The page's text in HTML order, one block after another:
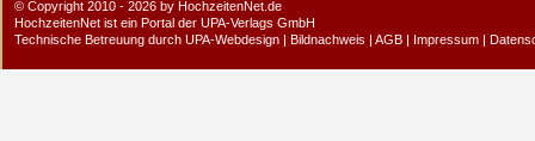
© Copyright 2010 - 2026 by HochzeitenNet.de
HochzeitenNet ist ein Portal der UPA-Verlags GmbH
Technische Betreuung durch UPA-Webdesign | Bildnachweis | AGB | Impressum |